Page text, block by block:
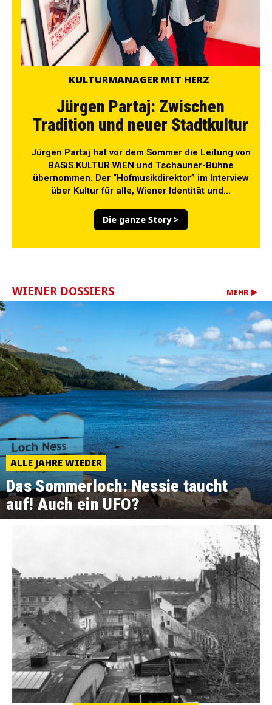
KULTURMANAGER MIT HERZ
Jürgen Partaj: Zwischen
Tradition und neuer Stadtkultur
Jürgen Partaj hat vor dem Sommer die Leitung von
BASiS.KULTUR.WiEN und Tschauner-Bühne
übernommen. Der “Hofmusikdirektor” im Interview
über Kultur für alle, Wiener Identität und...
Die ganze Story >
WIENER DOSSIERS MEHR
ALLE JAHRE WIEDER
Das Sommerloch: Nessie taucht
auf! Auch ein UFO?